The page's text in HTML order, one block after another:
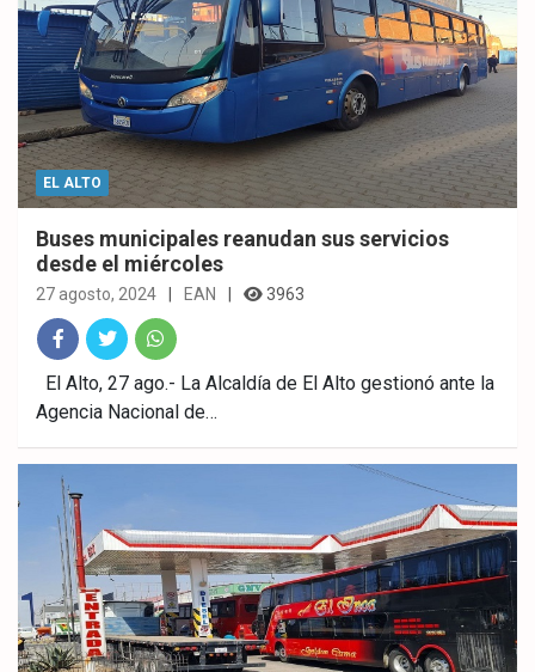
EL ALTO
Buses municipales reanudan sus servicios
desde el miércoles
27 agosto, 2024 EAN 3963
Fac
ebo
ok
Twitt
er
What
sAp
p
El Alto, 27 ago.- La Alcaldía de El Alto gestionó ante la
Agencia Nacional de…